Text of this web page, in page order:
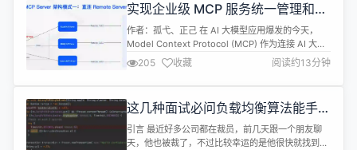
业的洞察获取、决策制定与执行闭环模式。 在此背景
下，袋鼠云智...
实现企业级 MCP 服务统一管理和智
能检索的实践
作者：孤弋、正己 在 AI 大模型应用爆发的今天，
Model Context Protocol (MCP) 作为连接 AI 大模
型与应用的关键协议，正在快速普及。然而，如何在
企业级环境中高效部署和管理 MCP 服务，成为技术
团队面临的重要挑战。本文将深入剖析 MCP Server
架，为企业级 MCP 部署提...
205 收藏 阅读约13分钟
这几种面试必问负载均衡算法能手撕
几种？
引言 最近好多公司都在裁员，前几天跟一个朋友聊
天，他也被裁了，不过比较幸运的是他很快就找到工